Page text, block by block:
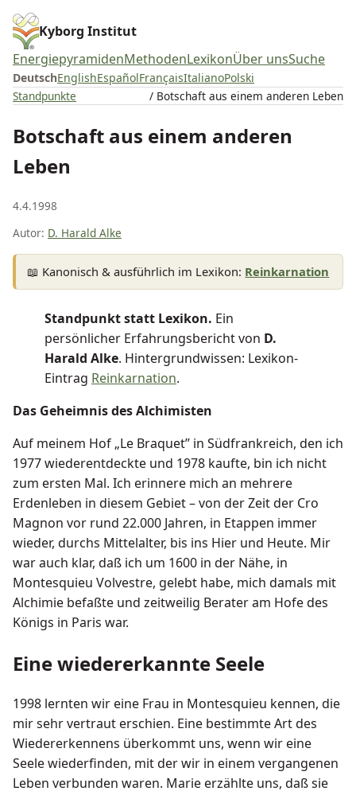
Kyborg Institut
EnergiepyramidenMethodenLexikonÜber unsSuche
DeutschEnglishEspañolFrançaisItalianoPolski
Standpunkte
/ Botschaft aus einem anderen Leben
Botschaft aus einem anderen
Leben
4.4.1998
Autor: D. Harald Alke
📖 Kanonisch & ausführlich im Lexikon: Reinkarnation
Standpunkt statt Lexikon. Ein
persönlicher Erfahrungsbericht von D.
Harald Alke. Hintergrundwissen: Lexikon-
Eintrag Reinkarnation.
Das Geheimnis des Alchimisten
Auf meinem Hof „Le Braquet” in Südfrankreich, den ich
1977 wiederentdeckte und 1978 kaufte, bin ich nicht
zum ersten Mal. Ich erinnere mich an mehrere
Erdenleben in diesem Gebiet – von der Zeit der Cro
Magnon vor rund 22.000 Jahren, in Etappen immer
wieder, durchs Mittelalter, bis ins Hier und Heute. Mir
war auch klar, daß ich um 1600 in der Nähe, in
Montesquieu Volvestre, gelebt habe, mich damals mit
Alchimie befaßte und zeitweilig Berater am Hofe des
Königs in Paris war.
Eine wiedererkannte Seele
1998 lernten wir eine Frau in Montesquieu kennen, die
mir sehr vertraut erschien. Eine bestimmte Art des
Wiedererkennens überkommt uns, wenn wir eine
Seele wiederfinden, mit der wir in einem vergangenen
Leben verbunden waren. Marie erzählte uns, daß sie